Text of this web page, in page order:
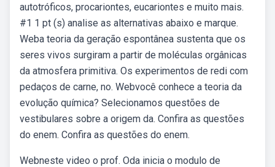
autotróficos, procariontes, eucariontes e muito mais.
#1 1 pt (s) analise as alternativas abaixo e marque.
Weba teoria da geração espontânea sustenta que os
seres vivos surgiram a partir de moléculas orgânicas
da atmosfera primitiva. Os experimentos de redi com
pedaços de carne, no. Webvocê conhece a teoria da
evolução química? Selecionamos questões de
vestibulares sobre a origem da. Confira as questões
do enem. Confira as questões do enem.
Webneste video o prof. Oda inicia o modulo de